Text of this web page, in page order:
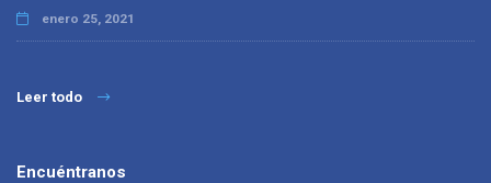
enero 25, 2021
Leer todo
Encuéntranos